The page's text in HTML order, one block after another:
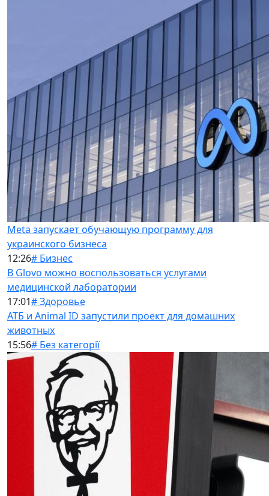
Meta запускает обучающую программу для
украинского бизнеса
12:26# Бизнес
В Glovo можно воспользоваться услугами
медицинской лаборатории
17:01# Здоровье
АТБ и Animal ID запустили проект для домашних
животных
15:56# Без категорії